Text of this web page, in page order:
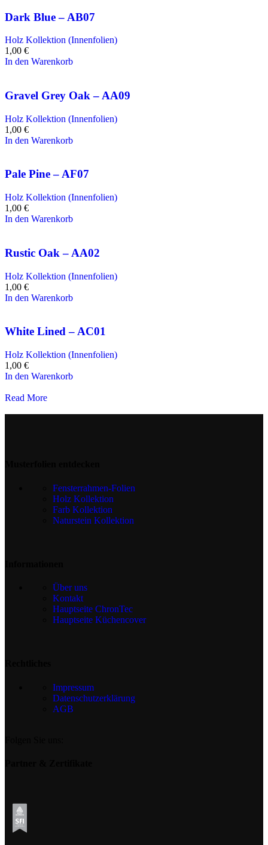
Dark Blue – AB07
Holz Kollektion (Innenfolien)
1,00 €
In den Warenkorb
Gravel Grey Oak – AA09
Holz Kollektion (Innenfolien)
1,00 €
In den Warenkorb
Pale Pine – AF07
Holz Kollektion (Innenfolien)
1,00 €
In den Warenkorb
Rustic Oak – AA02
Holz Kollektion (Innenfolien)
1,00 €
In den Warenkorb
White Lined – AC01
Holz Kollektion (Innenfolien)
1,00 €
In den Warenkorb
Read More
Fensterrahmen-Folien
Holz Kollektion
Farb Kollektion
Naturstein Kollektion
Über uns
Kontakt
Hauptseite ChronTec
Hauptseite Küchencover
Impressum
Datenschutzerklärung
AGB